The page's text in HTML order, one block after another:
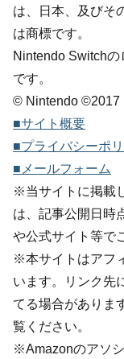
は、日本、及びそ
は商標です。
Nintendo Switch
です。
© Nintendo ©2017
■サイト概要
■プライバシーポ
■メールフォーム
※当サイトに掲載
は、記事公開日時
や公式サイト等で
※本サイトはアフ
います。リンク先
てる場合がありま
覧ください。
※Amazonのアソ